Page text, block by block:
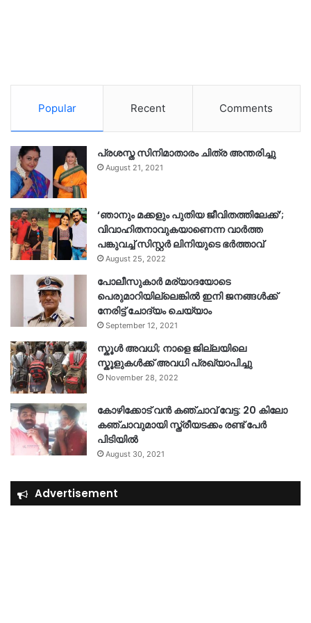
Popular Recent Comments
പ്രശസ്ത സിനിമാതാരം ചിത്ര അന്തരിച്ചു
August 21, 2021
‘ഞാനും മക്കളും പുതിയ ജീവിതത്തിലേക്ക്’;
വിവാഹിതനാവുകയാണെന്ന വാർത്ത
പങ്കുവച്ച് സിസ്റ്റർ ലിനിയുടെ ഭർത്താവ്
August 25, 2022
പോലീസുകാര്‍ മര്യാദയോടെ
പെരുമാറിയില്ലെങ്കില്‍ ഇനി ജനങ്ങള്‍ക്ക്
നേരിട്ട് ചോദ്യം ചെയ്യാം
September 12, 2021
സ്കൂൾ അവധി; നാളെ ജില്ലയിലെ
സ്കൂളുകൾക്ക് അവധി പ്രഖ്യാപിച്ചു
November 28, 2022
കോഴിക്കോട് വൻ കഞ്ചാവ് വേട്ട: 20 കിലോ
കഞ്ചാവുമായി സ്ത്രീയടക്കം രണ്ട് പേർ
പിടിയിൽ
August 30, 2021
Advertisement